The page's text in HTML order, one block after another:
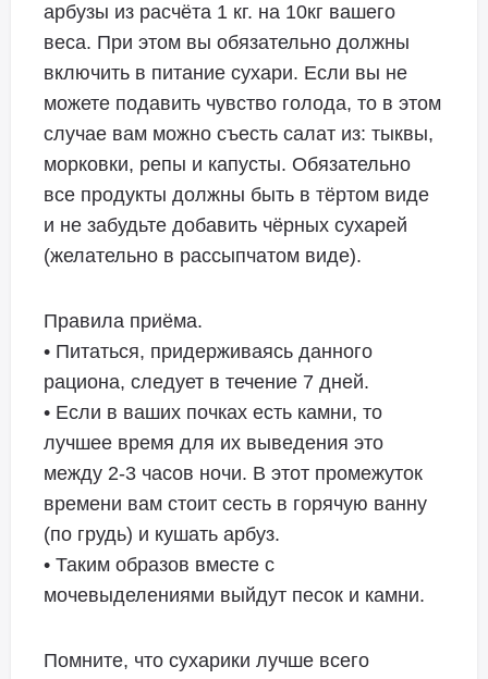
арбузы из расчёта 1 кг. на 10кг вашего
веса. При этом вы обязательно должны
включить в питание сухари. Если вы не
можете подавить чувство голода, то в этом
случае вам можно съесть салат из: тыквы,
морковки, репы и капусты. Обязательно
все продукты должны быть в тёртом виде
и не забудьте добавить чёрных сухарей
(желательно в рассыпчатом виде).
Правила приёма.
• Питаться, придерживаясь данного
рациона, следует в течение 7 дней.
• Если в ваших почках есть камни, то
лучшее время для их выведения это
между 2-3 часов ночи. В этот промежуток
времени вам стоит сесть в горячую ванну
(по грудь) и кушать арбуз.
• Таким образов вместе с
мочевыделениями выйдут песок и камни.
Помните, что сухарики лучше всего